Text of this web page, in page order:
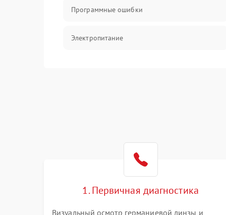
Программные ошибки
Электропитание
Температурные проблемы
Сбои коммуникаций и интерфейсов
1. Первичная диагностика
Визуальный осмотр германиевой линзы и